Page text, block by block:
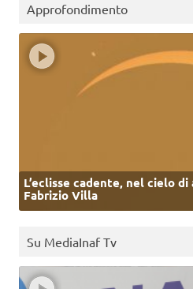
Approfondimento
L’eclisse cadente, nel cielo
Fabrizio Villa
Su MediaInaf Tv